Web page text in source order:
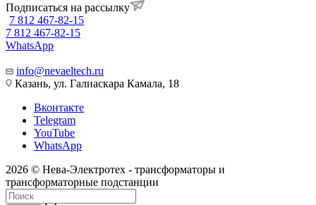
Подписаться на рассылку
7 812 467-82-15
7 812 467-82-15
WhatsApp
info@nevaeltech.ru
Казань, ул. Галиаскара Камала, 18
Вконтакте
Telegram
YouTube
WhatsApp
2026 © Нева-Электротех - трансформаторы и
трансформаторные подстанции